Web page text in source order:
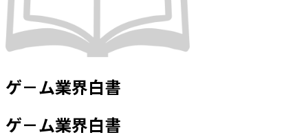
ゲ－ム業界白書
ゲ－ム業界白書